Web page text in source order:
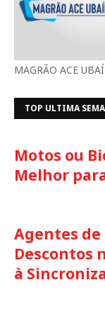
MAGRÃO ACE
TOP ULTIMA
Motos ou
Melhor para
Agentes de
Descontos
à